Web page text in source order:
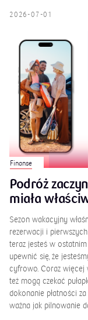
2026-07-01
Finanse
Podróż
miała
Sezon wakacyjny
rezerwacji i
teraz jesteś w
upewnić się, że
cyfrowo. Coraz więcej
też mogą czekać
dokonanie płatności
ważna jak pilnowanie